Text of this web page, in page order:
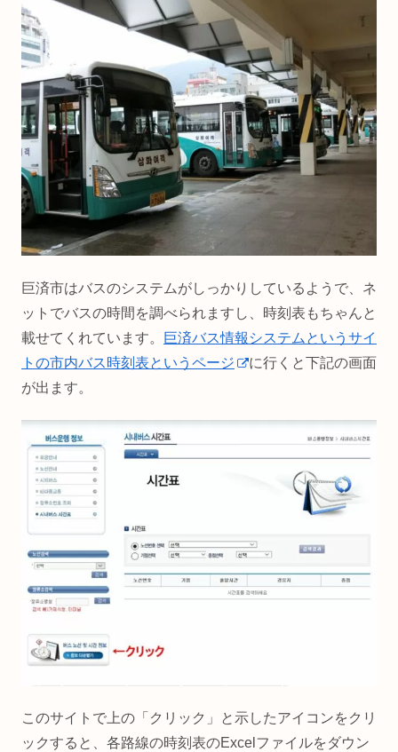
巨済市はバスのシステムがしっかりしているようで、ネ
ットでバスの時間を調べられますし、時刻表もちゃんと
載せてくれています。
巨済バス情報システムというサイ
トの市内バス時刻表というページ
に行くと下記の画面
が出ます。
このサイトで上の「クリック」と示したアイコンをクリ
ックすると、各路線の時刻表のExcelファイルをダウン